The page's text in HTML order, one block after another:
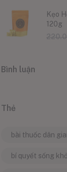
Kẹo
120g
Bình luận
Thẻ
bài thuốc dân
bí quyết sống